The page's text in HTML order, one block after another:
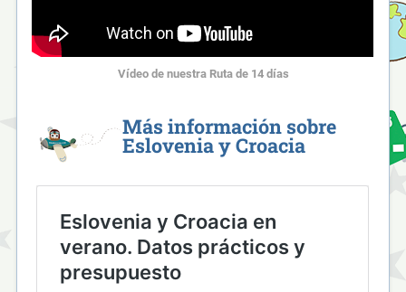
Vídeo de nuestra Ruta de 14 días
Más información sobre
Eslovenia y Croacia